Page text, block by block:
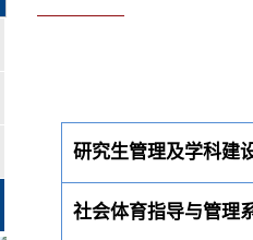
研究生管理及学科建
社会体育指导与管理